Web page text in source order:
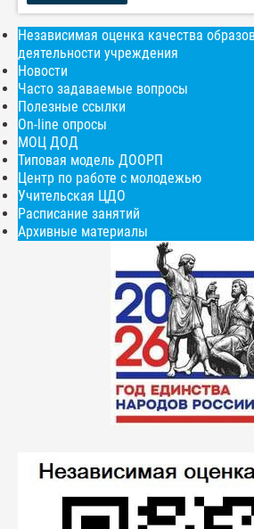
Независимая оценка качества
деятельности учреждения
Новости
Часто задаваемые вопросы
Полезные ссылки
On-line опросы
МОЦ ДОД
Типовая модель ДООРП
Центр по работе с молодежью
Учительская ЦДО
Расписание занятий
Архивные материалы